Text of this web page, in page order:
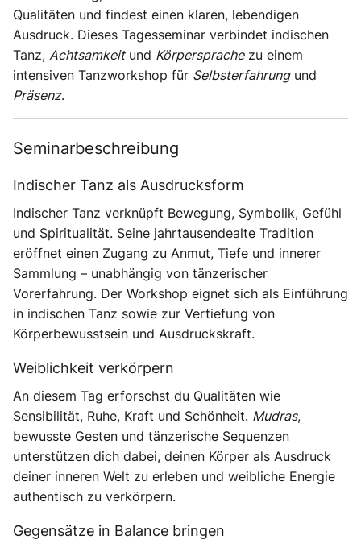
Qualitäten und findest einen klaren, lebendigen
Ausdruck. Dieses Tagesseminar verbindet indischen
Tanz, Achtsamkeitund Körpersprachezu einem
intensiven Tanzworkshop für Selbsterfahrungund
Präsenz.
Seminarbeschreibung
Indischer Tanz als Ausdrucksform
Indischer Tanz verknüpft Bewegung, Symbolik, Gefühl
und Spiritualität. Seine jahrtausendealte Tradition
eröffnet einen Zugang zu Anmut, Tiefe und innerer
Sammlung – unabhängig von tänzerischer
Vorerfahrung. Der Workshop eignet sich als Einführung
in indischen Tanz sowie zur Vertiefung von
Körperbewusstsein und Ausdruckskraft.
Weiblichkeit verkörpern
An diesem Tag erforschst du Qualitäten wie
Sensibilität, Ruhe, Kraft und Schönheit. Mudras,
bewusste Gesten und tänzerische Sequenzen
unterstützen dich dabei, deinen Körper als Ausdruck
deiner inneren Welt zu erleben und weibliche Energie
authentisch zu verkörpern.
Gegensätze in Balance bringen